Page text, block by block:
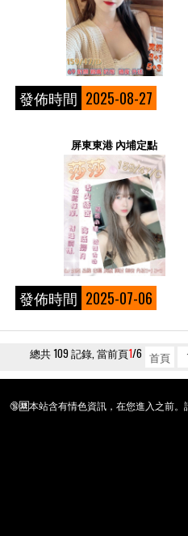
發佈時間 2025-08-27
屏東東港 內埔定點
發佈時間 2025-07-06
總共 109 記錄, 當前頁1/6 首頁
🔞🈲本站含有情色資訊，在您進入之前。